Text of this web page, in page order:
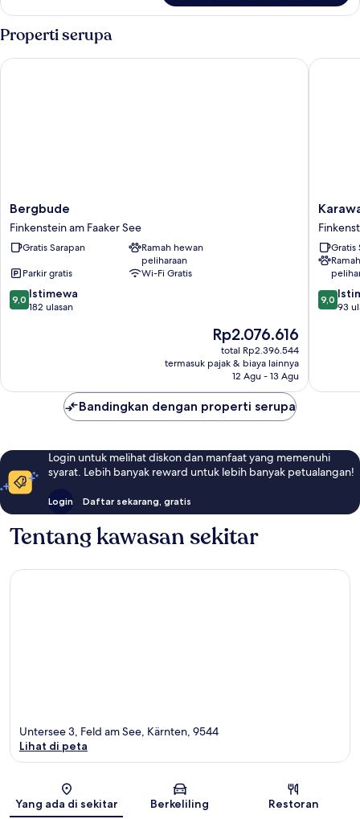
Apartemen
Deluks,
pemandangan
danau
Properti serupa
Bergbude
Finkenstein
am
Faaker
Bergbude
Finkenstein am Faaker See
Gratis Sarapan
Ramah hewan
peliharaan
Parkir gratis
Wi-Fi Gratis
9.0
dari
9,0 Istimewa
182 ulasan
Harga
sekarang
Rp2.076.616
Rp2.076.616
total Rp2.396.544
termasuk pajak & biaya lainnya
12 Agu - 13 Agu
Bergbude
Lodge
am
Faaker
See
Gratis
9.0
dari
9,0
93
Bandingkan dengan properti serupa
Login untuk melihat diskon dan manfaat yang memenuhi
syarat. Lebih banyak reward untuk lebih banyak petualangan!
Login Daftar sekarang, gratis
Tentang kawasan sekitar
Peta
Untersee 3, Feld am See, Kärnten, 9544
Lihat di peta
Yang ada di sekitar Berkeliling Restoran